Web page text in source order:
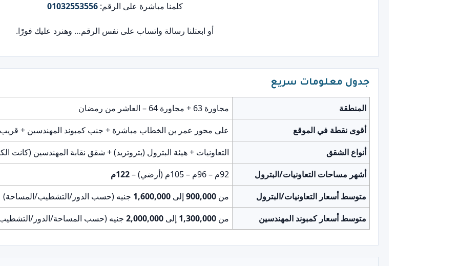
كلمنا مباشرة على الرقم:01032553556
أو ابعتلنا رسالة واتساب على نفس الرقم… وهنرد عليك فورًا.
جدول معلومات سريع
المنطقة
مجاورة 63 + مجاورة 64 – العاشر من رمضان
أقوى نقطة في الموقع
على محور عمر بن الخطاب مباشرة + جنب كمبوند المهندسين + قريب
أنواع الشقق
التعاونيات + هيئة البترول (بتروتريد) + شقق نقابة المهندسين (كانت
أشهر مساحات التعاونيات/البترول
92م – 96م – 105م (أرضي) –
122م
متوسط أسعار التعاونيات/البترول
من900,000 إلى1,600,000 جنيه (حسب الدور/التشطيب/المساحة)
متوسط أسعار كمبوند المهندسين
من1,300,000 إلى2,000,000 جنيه (حسب المساحة/الدور/